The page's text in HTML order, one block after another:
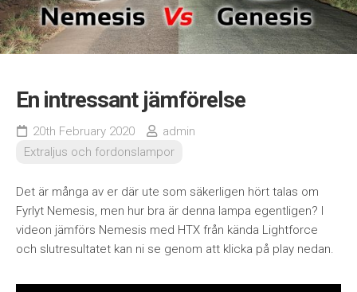
En intressant jämförelse
20th February 2020
admin
Extraljus och fordonslampor
Det är många av er där ute som säkerligen hört talas om
Fyrlyt Nemesis, men hur bra är denna lampa egentligen? I
videon jämförs Nemesis med HTX från kända Lightforce
och slutresultatet kan ni se genom att klicka på play nedan.